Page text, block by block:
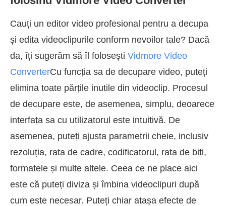
Cauți un editor video profesional pentru a decupa
și edita videoclipurile conform nevoilor tale? Dacă
da, îți sugerăm să îl folosești Vidmore Video
ConverterCu funcția sa de decupare video, puteți
elimina toate părțile inutile din videoclip. Procesul
de decupare este, de asemenea, simplu, deoarece
interfața sa cu utilizatorul este intuitivă. De
asemenea, puteți ajusta parametrii cheie, inclusiv
rezoluția, rata de cadre, codificatorul, rata de biți,
formatele și multe altele. Ceea ce ne place aici
este că puteți diviza și îmbina videoclipuri după
cum este necesar. Puteți chiar atașa efecte de